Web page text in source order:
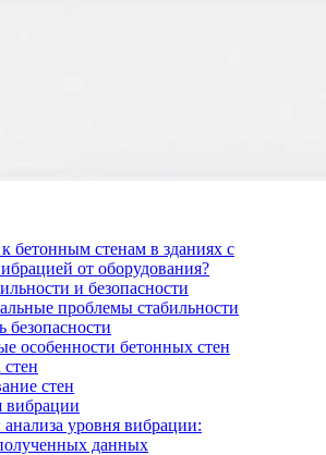
бетонным стенам в зданиях с
от оборудования?
и безопасности
проблемы стабильности
безопасности
особенности бетонных стен
стен
вибрации
уровня вибрации:
данных